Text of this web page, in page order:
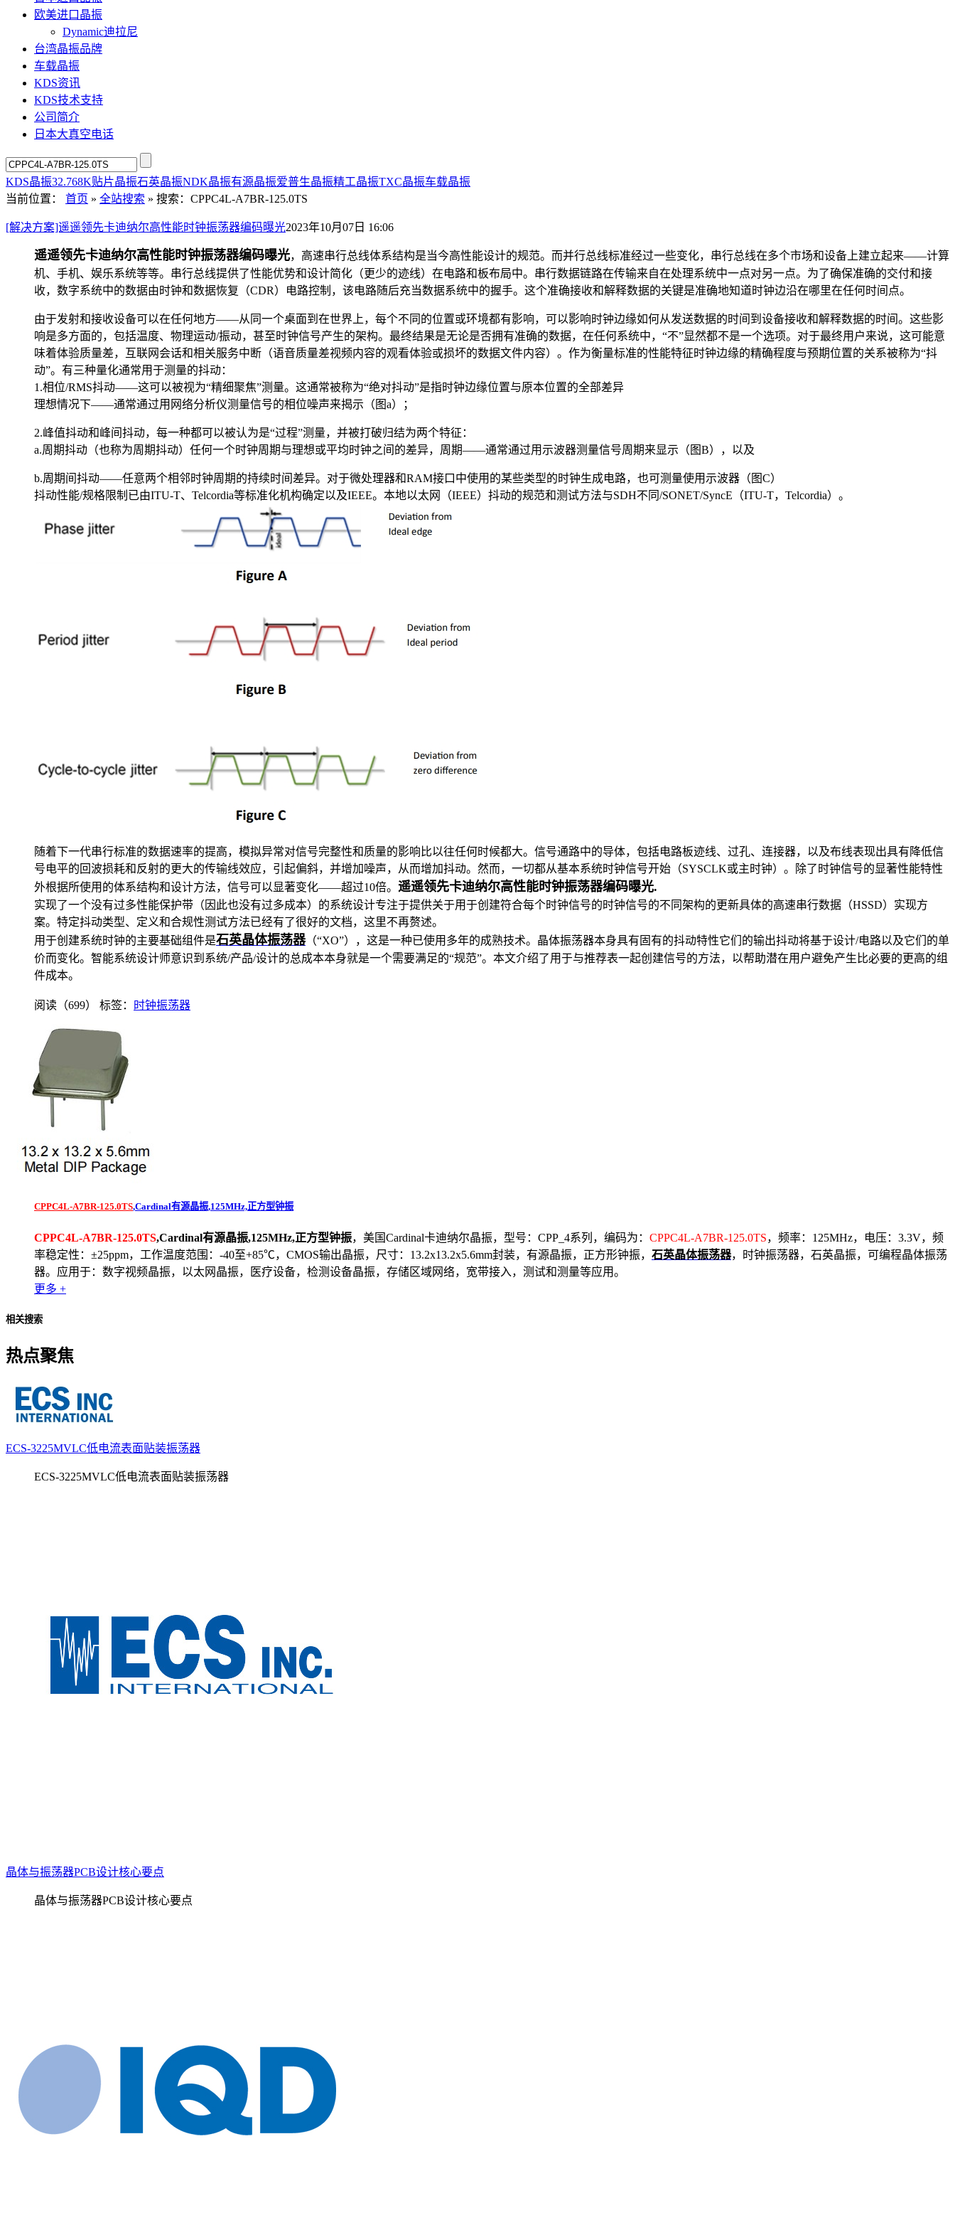
欧美进口晶振
Dynamic迪拉尼
台湾晶振品牌
车载晶振
KDS资讯
KDS技术支持
公司简介
日本大真空电话
KDS晶振32.768K贴片晶振石英晶振NDK晶振有源晶振爱普生晶振精工晶振TXC晶振车载晶振
当前位置：
首页 » 全站搜索 » 搜索：CPPC4L-A7BR-125.0TS
[解决方案]遥遥领先卡迪纳尔高性能时钟振荡器编码曝光2023年10月07日 16:06
遥遥领先卡迪纳尔高性能时钟振荡器编码曝光，高速串行总线体系结构是当今高性能设计的规范。而并行总线标准经过一些变化，串行总线在多个市场和设备上建立起来——计算
机、手机、娱乐系统等等。串行总线提供了性能优势和设计简化（更少的迹线）在电路和板布局中。串行数据链路在传输来自在处理系统中一点对另一点。为了确保准确的交付和接
收，数字系统中的数据由时钟和数据恢复（CDR）电路控制，该电路随后充当数据系统中的握手。这个准确接收和解释数据的关键是准确地知道时钟边沿在哪里在任何时间点。
由于发射和接收设备可以在任何地方——从同一个桌面到在世界上，每个不同的位置或环境都有影响，可以影响时钟边缘如何从发送数据的时间到设备接收和解释数据的时间。这些影
响是多方面的，包括温度、物理运动/振动，甚至时钟信号产生的架构。最终结果是无论是否拥有准确的数据，在任何系统中，“不”显然都不是一个选项。对于最终用户来说，这可能意
味着体验质量差，互联网会话和相关服务中断（语音质量差视频内容的观看体验或损坏的数据文件内容）。作为衡量标准的性能特征时钟边缘的精确程度与预期位置的关系被称为“抖
动”。有三种量化通常用于测量的抖动：
1.相位/RMS抖动——这可以被视为“精细聚焦”测量。这通常被称为“绝对抖动”是指时钟边缘位置与原本位置的全部差异
理想情况下——通常通过用网络分析仪测量信号的相位噪声来揭示（图a）；
2.峰值抖动和峰间抖动，每一种都可以被认为是“过程”测量，并被打破归结为两个特征：
a.周期抖动（也称为周期抖动）任何一个时钟周期与理想或平均时钟之间的差异，周期——通常通过用示波器测量信号周期来显示（图B），以及
b.周期间抖动——任意两个相邻时钟周期的持续时间差异。对于微处理器和RAM接口中使用的某些类型的时钟生成电路，也可测量使用示波器（图C）
抖动性能/规格限制已由ITU-T、Telcordia等标准化机构确定以及IEEE。本地以太网（IEEE）抖动的规范和测试方法与SDH不同/SONET/SyncE（ITU-T，Telcordia）。
随着下一代串行标准的数据速率的提高，模拟异常对信号完整性和质量的影响比以往任何时候都大。信号通路中的导体，包括电路板迹线、过孔、连接器，以及布线表现出具有降低信
号电平的回波损耗和反射的更大的传输线效应，引起偏斜，并增加噪声，从而增加抖动。然而，一切都从基本系统时钟信号开始（SYSCLK或主时钟）。除了时钟信号的显著性能特性
外根据所使用的体系结构和设计方法，信号可以显著变化——超过10倍。 遥遥领先卡迪纳尔高性能时钟振荡器编码曝光.
实现了一个没有过多性能保护带（因此也没有过多成本）的系统设计专注于提供关于用于创建符合每个时钟信号的时钟信号的不同架构的更新具体的高速串行数据（HSSD）实现方
案。特定抖动类型、定义和合规性测试方法已经有了很好的文档，这里不再赘述。
用于创建系统时钟的主要基础组件是石英晶体振荡器（“XO”），这是一种已使用多年的成熟技术。晶体振荡器本身具有固有的抖动特性它们的输出抖动将基于设计/电路以及它们的单
价而变化。智能系统设计师意识到系统/产品/设计的总成本本身就是一个需要满足的“规范”。本文介绍了用于与推荐表一起创建信号的方法，以帮助潜在用户避免产生比必要的更高的组
件成本。
阅读（699） 标签： 时钟振荡器
CPPC4L-A7BR-125.0TS,Cardinal有源晶振,125MHz,正方型钟振
CPPC4L-A7BR-125.0TS,Cardinal有源晶振,125MHz,正方型钟振，美国Cardinal卡迪纳尔晶振，型号：CPP_4系列，编码为： CPPC4L-A7BR-125.0TS，频率：125MHz，电压：3.3V，频
率稳定性：±25ppm，工作温度范围：-40至+85℃，CMOS输出晶振，尺寸：13.2x13.2x5.6mm封装，有源晶振，正方形钟振， 石英晶体振荡器， 时钟振荡器， 石英晶振，可编程晶体振荡
器。应用于：数字视频晶振，以太网晶振，医疗设备，检测设备晶振，存储区域网络，宽带接入，测试和测量等应用。
更多 +
相关搜索
热点聚焦
ECS-3225MVLC低电流表面贴装振荡器
ECS-3225MVLC低电流表面贴装振荡器
晶体与振荡器PCB设计核心要点
晶体与振荡器PCB设计核心要点